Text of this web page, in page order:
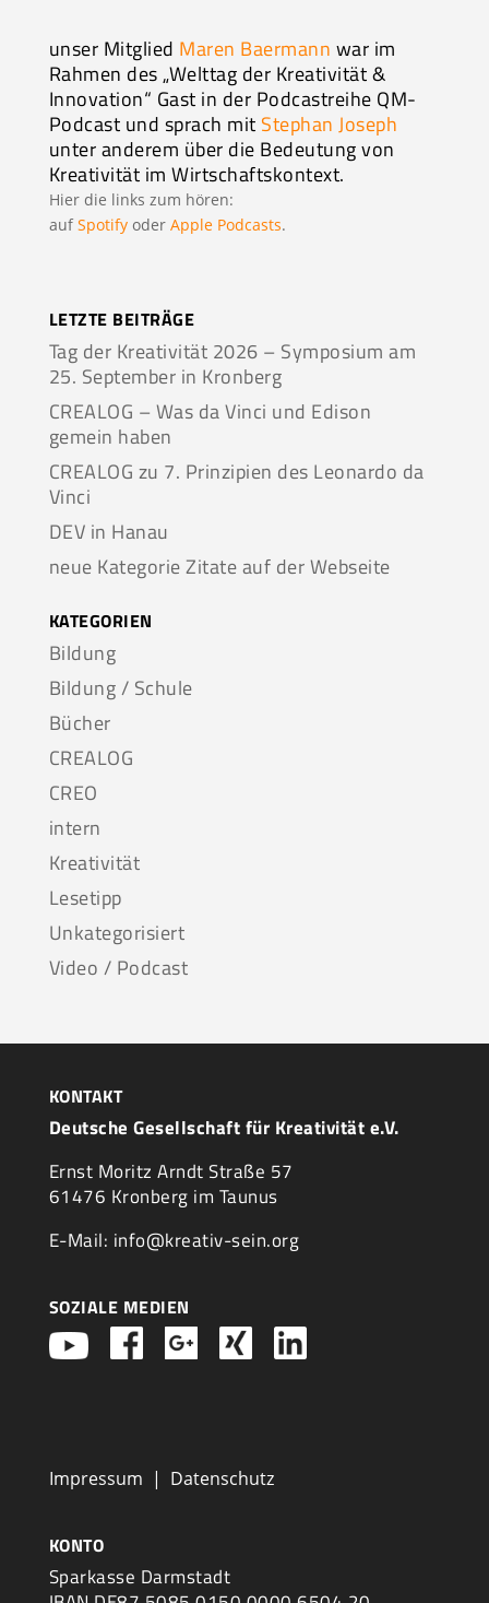
unser Mitglied Maren Baermann war im
Rahmen des „Welttag der Kreativität &
Innovation“ Gast in der Podcastreihe QM-
Podcast und sprach mit Stephan Joseph
unter anderem über die Bedeutung von
Kreativität im Wirtschaftskontext.
Hier die links zum hören:
aufSpotifyoder Apple Podcasts.
LETZTE BEITRÄGE
Tag der Kreativität 2026 – Symposium am
25. September in Kronberg
CREALOG – Was da Vinci und Edison
gemein haben
CREALOG zu 7. Prinzipien des Leonardo da
Vinci
DEV in Hanau
neue Kategorie Zitate auf der Webseite
KATEGORIEN
Bildung
Bildung / Schule
Bücher
CREALOG
CREO
intern
Kreativität
Lesetipp
Unkategorisiert
Video / Podcast
KONTAKT
Deutsche Gesellschaft für Kreativität e.V.
Ernst Moritz Arndt Straße 57
61476 Kronberg im Taunus
E-Mail: info@kreativ-sein.org
SOZIALE MEDIEN
Impressum | Datenschutz
KONTO
Sparkasse Darmstadt